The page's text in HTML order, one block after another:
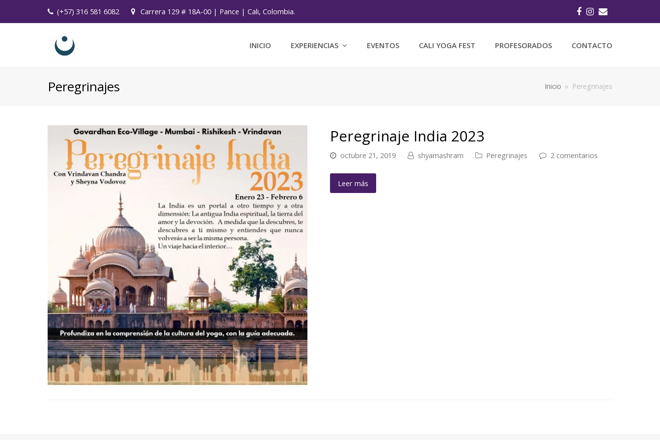
(+57) 316 581 6082 Carrera 129 # 18A-00 | Pance | Cali, Colombia. Facebook
Instagram
electrónico
INICIO EXPERIENCIAS EVENTOS CALI YOGA FEST PROFESORADOS CONTACTO
Peregrinajes Inicio » Peregrinajes
Peregrinaje India 2023
octubre 21, 2019 shyamashram Peregrinajes 2 comentarios
Leer más